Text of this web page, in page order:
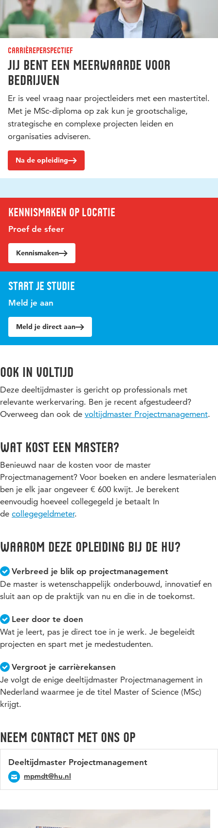
Carrièreperspectief
Jij bent een meerwaarde voor
bedrijven
Er is veel vraag naar projectleiders met een mastertitel.
Met je MSc-diploma op zak kun je grootschalige,
strategische en complexe projecten leiden en
organisaties adviseren.
Na de opleiding
Kennismaken op locatie
Proef de sfeer
Kennismaken
Start je studie
Meld je aan
Meld je direct aan
Ook in voltijd
Deze deeltijdmaster is gericht op professionals met
relevante werkervaring. Ben je recent afgestudeerd?
Overweeg dan ook de voltijdmaster Projectmanagement.
Wat kost een master?
Benieuwd naar de kosten voor de master
Projectmanagement? Voor boeken en andere lesmaterialen
ben je elk jaar ongeveer € 600 kwijt. Je berekent
eenvoudig hoeveel collegegeld je betaalt In
de collegegeldmeter.
Waarom deze opleiding bij de HU?
Verbreed je blik op projectmanagement
De master is wetenschappelijk onderbouwd, innovatief en
sluit aan op de praktijk van nu en die in de toekomst.
Leer door te doen
Wat je leert, pas je direct toe in je werk. Je begeleidt
projecten en spart met je medestudenten.
Vergroot je carrièrekansen
Je volgt de enige deeltijdmaster Projectmanagement in
Nederland waarmee je de titel Master of Science (MSc)
krijgt.
Neem contact met ons op
Deeltijdmaster Projectmanagement
mpmdt@hu.nl